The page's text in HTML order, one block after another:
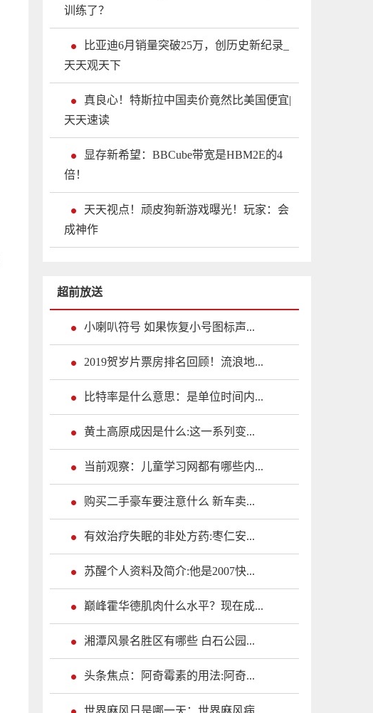
训练了？
比亚迪6月销量突破25万，创历史新纪录_
天天观天下
真良心！特斯拉中国卖价竟然比美国便宜|
天天速读
显存新希望：BBCube带宽是HBM2E的4
倍！
天天视点！顽皮狗新游戏曝光！玩家：会
成神作
超前放送
小喇叭符号 如果恢复小号图标声...
2019贺岁片票房排名回顾！流浪地...
比特率是什么意思：是单位时间内...
黄土高原成因是什么:这一系列变...
当前观察：儿童学习网都有哪些内...
购买二手豪车要注意什么 新车卖...
有效治疗失眠的非处方药:枣仁安...
苏醒个人资料及简介:他是2007快...
巅峰霍华德肌肉什么水平？现在成...
湘潭风景名胜区有哪些 白石公园...
头条焦点：阿奇霉素的用法:阿奇...
世界麻风日是哪一天：世界麻风病...